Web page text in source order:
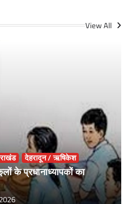
View All
देहरादून / ऋषिकेश
के प्रधानाध्यापकों का